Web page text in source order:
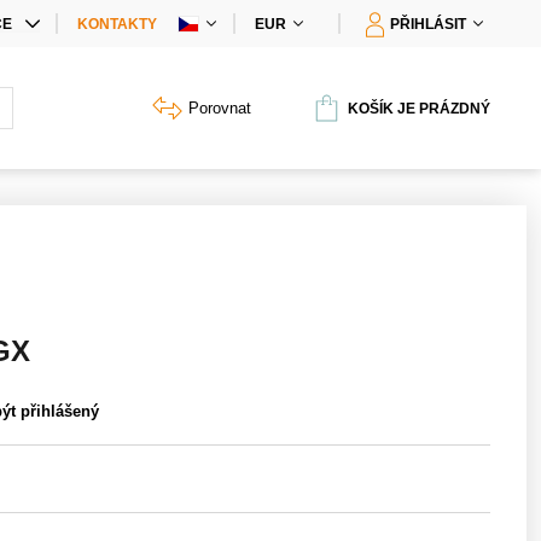
PRODUKTŮ
KONTAKTY EUR PŘIHLÁSIT
Porovnat KOŠÍK JE PRÁZDNÝ
přihlášený